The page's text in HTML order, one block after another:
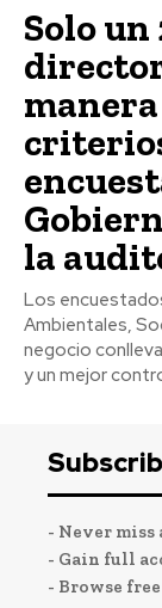
Solo un
la
Los
Ambientales,
negocio
y un mejor
- Never
- Gain full
- Browse